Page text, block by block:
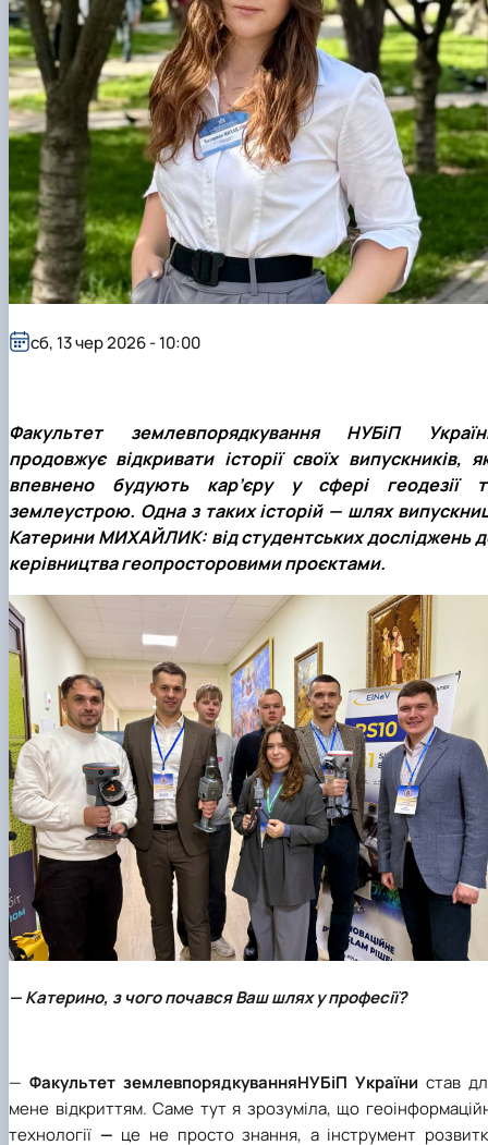
Факультет землевпорядкування НУБіП
продовжує відкривати історії своїх випускників,
впевнено будують кар’єру у сфері геодезії
землеустрою. Одна з таких історій — шлях
Катерини МИХАЙЛИК: від студентських досліджень
керівництва геопросторовими проєктами.
— Катерино, з чого почався Ваш шлях у професії?
— Факультет землевпорядкуванняНУБіП України став
мене відкриттям. Саме тут я зрозуміла, що
технології — це не просто знання, а інструмент
сб, 13 чер 2026 - 10:00